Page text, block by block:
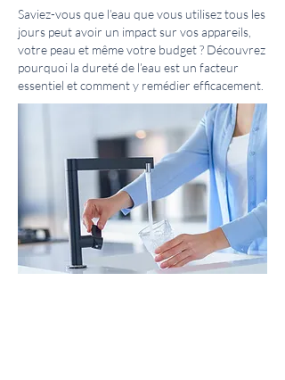
Saviez-vous que l’eau que vous utilisez tous les
jours peut avoir un impact sur vos appareils,
votre peau et même votre budget ? Découvrez
pourquoi la dureté de l’eau est un facteur
essentiel et comment y remédier efficacement.